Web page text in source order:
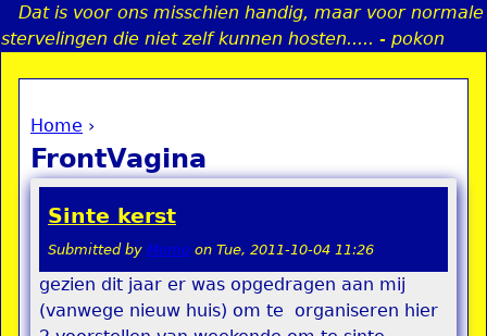
Jump to navigation
Dat is voor ons misschien handig, maar voor normale
stervelingen die niet zelf kunnen hosten..... - pokon
You are here
Home ›
FrontVagina
Sinte kerst
Submitted by Momo on Tue, 2011-10-04 11:26
gezien dit jaar er was opgedragen aan mij
(vanwege nieuw huis) om te organiseren hier